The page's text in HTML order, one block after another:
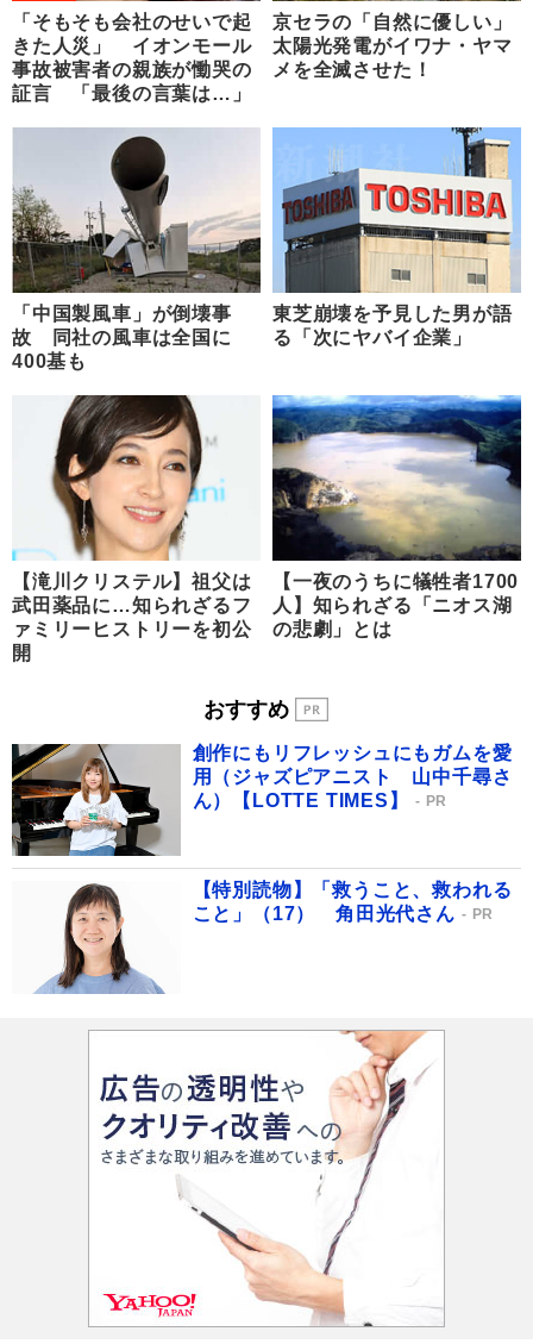
「そもそも会社のせいで起
きた人災」 イオンモール
事故被害者の親族が慟哭の
証言 「最後の言葉は…」
京セラの「自然に優しい」
太陽光発電がイワナ・ヤマ
メを全滅させた！
「中国製風車」が倒壊事
故 同社の風車は全国に
400基も
東芝崩壊を予見した男が語
る「次にヤバイ企業」
【滝川クリステル】祖父は
武田薬品に…知られざるフ
ァミリーヒストリーを初公
開
【一夜のうちに犠牲者1700
人】知られざる「ニオス湖
の悲劇」とは
おすすめ
創作にもリフレッシュにもガムを愛
用（ジャズピアニスト 山中千尋さ
ん）【LOTTE TIMES】
PR
【特別読物】「救うこと、救われる
こと」（17） 角田光代さん
PR